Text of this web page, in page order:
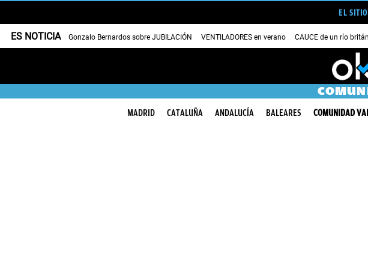
EL
ES NOTICIA Gonzalo Bernardos sobre JUBILACIÓN VENTILADORES en verano CAUCE de un río
MADRID CATALUÑA ANDALUCÍA BALEARES COMUNIDAD